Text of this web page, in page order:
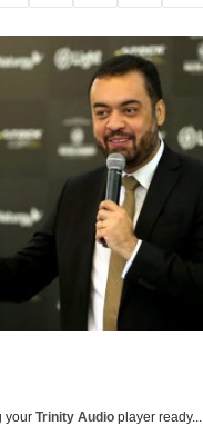
your Trinity Audio player ready...